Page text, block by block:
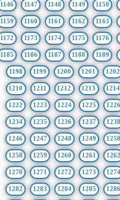
1146 1147 1148 1149 1150
1159 1160 1161 1162 1163
1172 1173 1174 1175 1176
1185 1186 1187 1188 1189
1198 1199 1200 1201 1202
1210 1211 1212 1213 1214
1222 1223 1224 1225 1226
1234 1235 1236 1237 1238
1246 1247 1248 1249 1250
1258 1259 1260 1261 1262
1270 1271 1272 1273 1274
1282 1283 1284 1285 1286